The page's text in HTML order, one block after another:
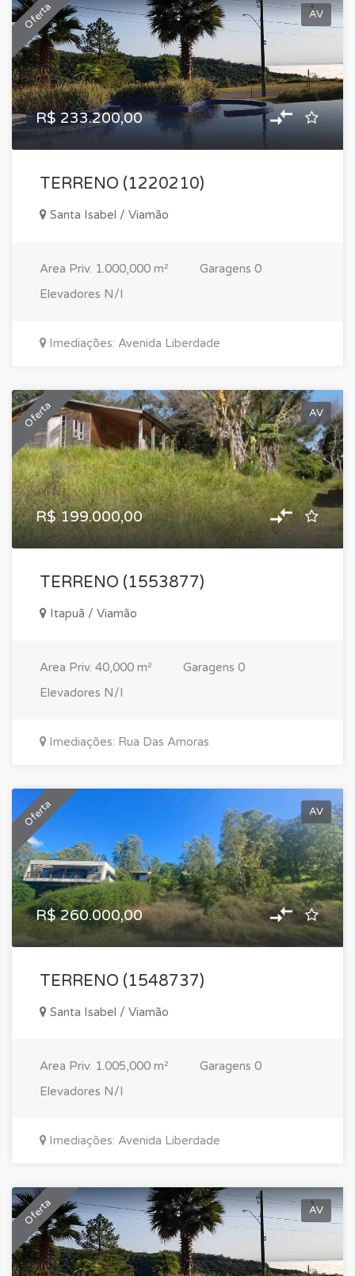
Oferta AV
R$ 233.200,00
TERRENO (1220210)
Santa Isabel / Viamão
Area Priv. 1.000,000 m² Garagens 0
Elevadores N/I
Imediações: Avenida Liberdade
Oferta AV
R$ 199.000,00
TERRENO (1553877)
Itapuã / Viamão
Area Priv. 40,000 m² Garagens 0
Elevadores N/I
Imediações: Rua Das Amoras
Oferta AV
R$ 260.000,00
TERRENO (1548737)
Santa Isabel / Viamão
Area Priv. 1.005,000 m² Garagens 0
Elevadores N/I
Imediações: Avenida Liberdade
Oferta AV